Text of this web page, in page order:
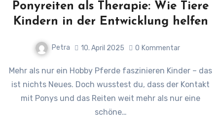
Ponyreiten als Therapie: Wie Tiere
Kindern in der Entwicklung helfen
Petra 10. April 2025 0 Kommentar
Mehr als nur ein Hobby Pferde faszinieren Kinder – das
ist nichts Neues. Doch wusstest du, dass der Kontakt
mit Ponys und das Reiten weit mehr als nur eine
schöne…